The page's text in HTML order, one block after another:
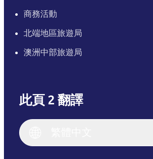
商務活動
北端地區旅遊局
澳洲中部旅遊局
此頁 2 翻譯
English (US)